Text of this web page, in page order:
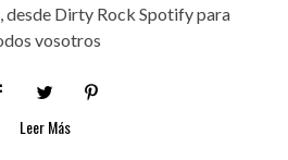
desde Dirty Rock Spotify para
vosotros
Leer Más